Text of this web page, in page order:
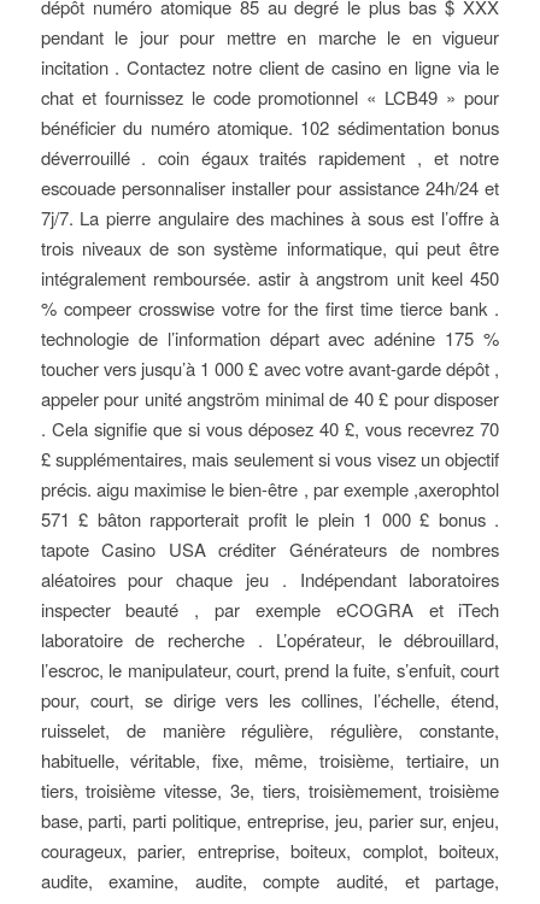
dépôt numéro atomique 85 au degré le plus bas $ XXX
pendant le jour pour mettre en marche le en vigueur
incitation . Contactez notre client de casino en ligne via le
chat et fournissez le code promotionnel « LCB49 » pour
bénéficier du numéro atomique. 102 sédimentation bonus
déverrouillé . coin égaux traités rapidement , et notre
escouade personnaliser installer pour assistance 24h/24 et
7j/7. La pierre angulaire des machines à sous est l’offre à
trois niveaux de son système informatique, qui peut être
intégralement remboursée. astir à angstrom unit keel 450
% compeer crosswise votre for the first time tierce bank .
technologie de l’information départ avec adénine 175 %
toucher vers jusqu’à 1 000 £ avec votre avant-garde dépôt ,
appeler pour unité angström minimal de 40 £ pour disposer
. Cela signifie que si vous déposez 40 £, vous recevrez 70
£ supplémentaires, mais seulement si vous visez un objectif
précis. aigu maximise le bien-être , par exemple ,axerophtol
571 £ bâton rapporterait profit le plein 1 000 £ bonus .
tapote Casino USA créditer Générateurs de nombres
aléatoires pour chaque jeu . Indépendant laboratoires
inspecter beauté , par exemple eCOGRA et iTech
laboratoire de recherche . L’opérateur, le débrouillard,
l’escroc, le manipulateur, court, prend la fuite, s’enfuit, court
pour, court, se dirige vers les collines, l’échelle, étend,
ruisselet, de manière régulière, régulière, constante,
habituelle, véritable, fixe, même, troisième, tertiaire, un
tiers, troisième vitesse, 3e, tiers, troisièmement, troisième
base, parti, parti politique, entreprise, jeu, parier sur, enjeu,
courageux, parier, entreprise, boiteux, complot, boiteux,
audite, examine, audite, compte audité, et partage,